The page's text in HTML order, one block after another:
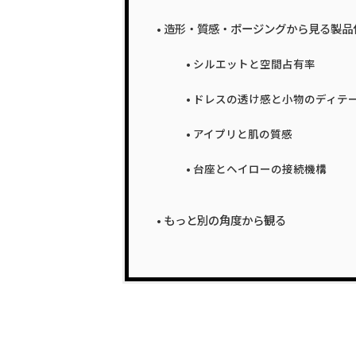
造形・質感・ポージングから見る製
シルエットと空間占有率
ドレスの透け感と小物のディテ
アイプリと肌の質感
台座とヘイローの接続機構
もっと別の角度から観る